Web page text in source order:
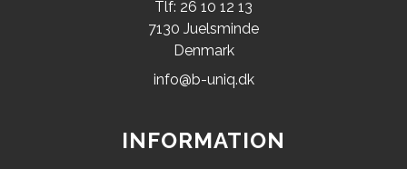
Tlf: 26 10 12 13
7130 Juelsminde
Denmark
info@b-uniq.dk
INFORMATION